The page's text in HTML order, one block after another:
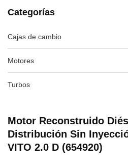
Categorías
Cajas de cambio
Motores
Turbos
Motor Reconstruido
Distribución Sin
VITO 2.0 D (654920)